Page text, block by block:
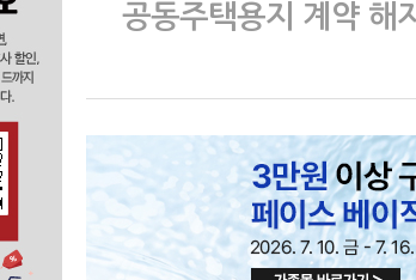
공동주택용지 계약 해